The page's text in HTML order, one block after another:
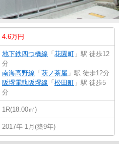
4.6万円
地下鉄四つ橋線 「 花園町 」駅 徒歩12
分
南海高野線 「 萩ノ茶屋 」駅 徒歩12分
阪堺電軌阪堺線 「 松田町 」駅 徒歩5
分
1R(18.00㎡)
2017年 1月(築9年)